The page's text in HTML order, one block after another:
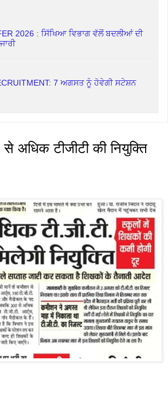
2026 : ਸਿੱਖਿਆ ਵਿਭਾਗ ਵੱਲੋਂ ਬਦਲੀਆਂ ਦੀ
7 ਅਗਸਤ ਨੂੰ ਹੋਵੇਗੀ ਸਟੇਸ਼ਨ
अधिक टीजीटी की नियुक्ति